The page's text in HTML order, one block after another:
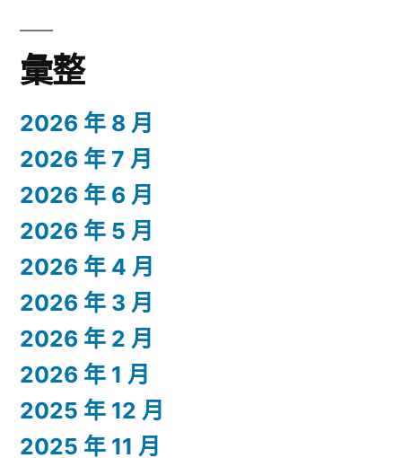
彙整
2026 年 8 月
2026 年 7 月
2026 年 6 月
2026 年 5 月
2026 年 4 月
2026 年 3 月
2026 年 2 月
2026 年 1 月
2025 年 12 月
2025 年 11 月